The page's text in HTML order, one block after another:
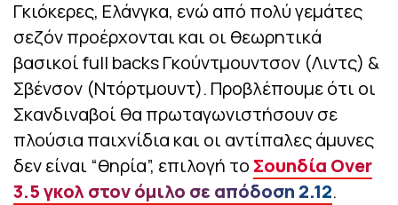
Γκιόκερες, Ελάνγκα, ενώ από πολύ γεμάτες
σεζόν προέρχονται και οι θεωρητικά
βασικοί full backs Γκούντμουντσον (Λιντς) &
Σβένσον (Ντόρτμουντ). Προβλέπουμε ότι οι
Σκανδιναβοί θα πρωταγωνιστήσουν σε
πλούσια παιχνίδια και οι αντίπαλες άμυνες
δεν είναι “θηρία”, επιλογή το Σουηδία Over
3.5 γκολ στον όμιλο σε απόδοση 2.12.